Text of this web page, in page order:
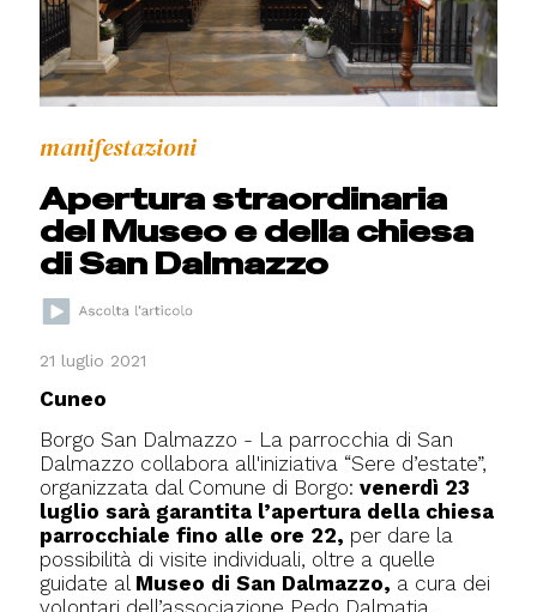
manifestazioni
Apertura straordinaria
del Museo e della chiesa
di San Dalmazzo
21 luglio 2021
Cuneo
Borgo San Dalmazzo - La parrocchia di San
Dalmazzo collabora all'iniziativa “Sere d’estate”,
organizzata dal Comune di Borgo:venerdì 23
luglio sarà garantita l’apertura della chiesa
parrocchiale fino alle ore 22, per dare la
possibilità di visite individuali, oltre a quelle
guidate al Museo di San Dalmazzo, a cura dei
volontari dell’associazione Pedo Dalmatia.